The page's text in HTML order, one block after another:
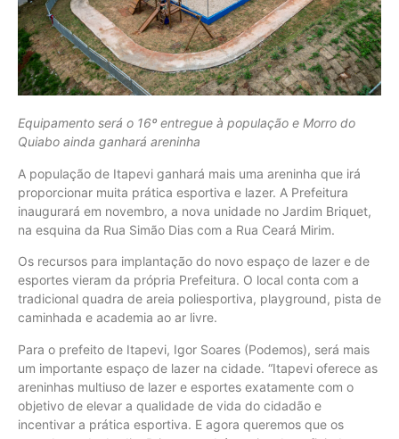
Equipamento será o 16º entregue à população e Morro do
Quiabo ainda ganhará areninha
A população de Itapevi ganhará mais uma areninha que irá
proporcionar muita prática esportiva e lazer. A Prefeitura
inaugurará em novembro, a nova unidade no Jardim Briquet,
na esquina da Rua Simão Dias com a Rua Ceará Mirim.
Os recursos para implantação do novo espaço de lazer e de
esportes vieram da própria Prefeitura. O local conta com a
tradicional quadra de areia poliesportiva, playground, pista de
caminhada e academia ao ar livre.
Para o prefeito de Itapevi, Igor Soares (Podemos), será mais
um importante espaço de lazer na cidade. “Itapevi oferece as
areninhas multiuso de lazer e esportes exatamente com o
objetivo de elevar a qualidade de vida do cidadão e
incentivar a prática esportiva. E agora queremos que os